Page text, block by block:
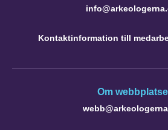
Kontaktinformation till
Om